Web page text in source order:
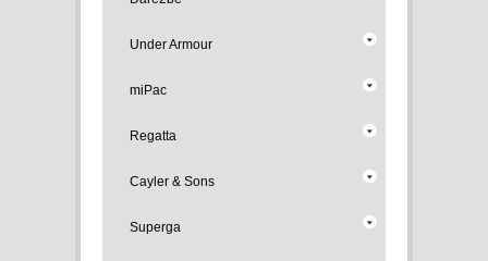
Under Armour
miPac
Regatta
Cayler & Sons
Superga